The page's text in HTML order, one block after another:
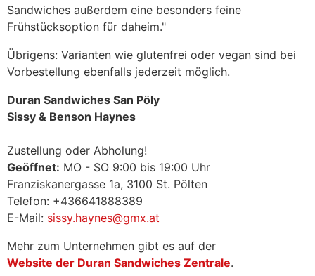
Sandwiches außerdem eine besonders feine
Frühstücksoption für daheim."
Übrigens: Varianten wie glutenfrei oder vegan sind bei
Vorbestellung ebenfalls jederzeit möglich.
Duran Sandwiches San Pöly
Sissy & Benson Haynes
Zustellung oder Abholung!
Geöffnet: MO - SO 9:00 bis 19:00 Uhr
Franziskanergasse 1a, 3100 St. Pölten
Telefon: +436641888389
E-Mail: sissy.haynes@gmx.at
Mehr zum Unternehmen gibt es auf der
Website der Duran Sandwiches Zentrale.